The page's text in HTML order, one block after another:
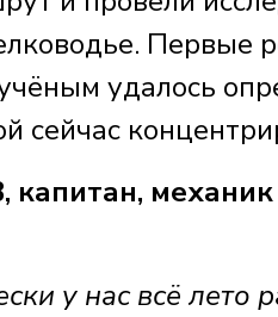
Первые
удалось
сейчас
у нас всё лето